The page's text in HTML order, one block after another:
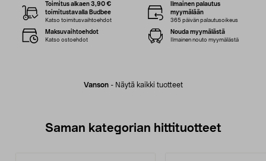
Vanson- Näytä kaikki tuotteet
Toimitus alkaen 3,90 €
toimitustavalla Budbee
Katso toimitusvaihtoehdot
Ilmainen palautus
myymälään
365 päivän palautusoikeus
Maksuvaihtoehdot
Katso ostoehdot
Nouda myymälästä
Ilmainen nouto myymälästä
Saman kategorian hittituotteet